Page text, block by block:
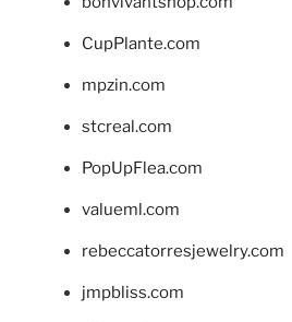
CupPlante.com
mpzin.com
stcreal.com
PopUpFlea.com
valueml.com
rebeccatorresjewelry.com
jmpbliss.com